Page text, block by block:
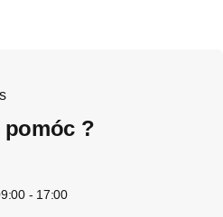
pomóc ?
- 17:00